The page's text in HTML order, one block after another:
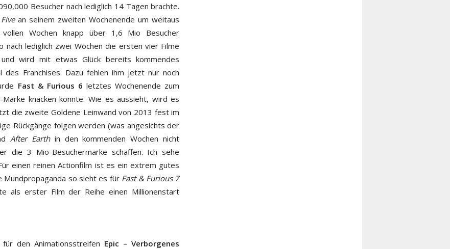
Besucher nach lediglich 14 Tagen brachte.
an seinem zweiten Wochenende um weitaus
Wochen knapp über 1,6 Mio Besucher
nach lediglich zwei Wochen die ersten vier Filme
wird mit etwas Glück bereits kommendes
des Franchises. Dazu fehlen ihm jetzt nur noch
Fast & Furious 6 letztes Wochenende zum
knacken konnte. Wie es aussieht, wird es
die zweite Goldene Leinwand von 2013 fest im
Rückgänge folgen werden (was angesichts der
After Earthin den kommenden Wochen nicht
die 3 Mio-Besuchermarke schaffen. Ich sehe
einen reinen Actionfilm ist es ein extrem gutes
Mundpropaganda so sieht es für Fast & Furious 7
als erster Film der Reihe einen Millionenstart
den Animationsstreifen Epic – Verborgenes